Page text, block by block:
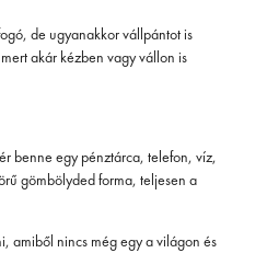
de ugyanakkor vállpántot is
akár kézben vagy vállon is
benne egy pénztárca, telefon, víz,
gömbölyded forma, teljesen a
amiből nincs még egy a világon és